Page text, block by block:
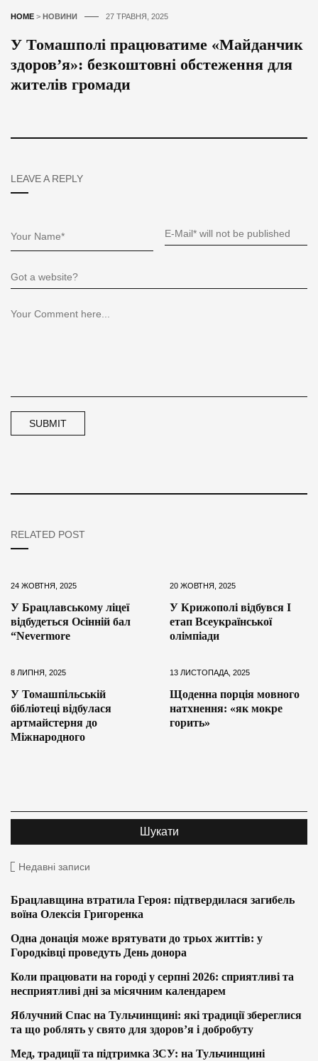
HOME > НОВИНИ 27 ТРАВНЯ, 2025
У Томашполі працюватиме «Майданчик
здоров’я»: безкоштовні обстеження для
жителів громади
LEAVE A REPLY
RELATED POST
24 ЖОВТНЯ, 2025
У Брацлавському ліцеї
відбудеться Осінній бал
“Nevermore
20 ЖОВТНЯ, 2025
У Крижополі відбувся І
етап Всеукраїнської
олімпіади
8 ЛИПНЯ, 2025
У Томашпільській
бібліотеці відбулася
артмайстерня до
Міжнародного
13 ЛИСТОПАДА, 2025
Щоденна порція мовного
натхнення: «як мокре
горить»
Недавні записи
Брацлавщина втратила Героя: підтвердилася загибель
воїна Олексія Григоренка
Одна донація може врятувати до трьох життів: у
Городківці проведуть День донора
Коли працювати на городі у серпні 2026: сприятливі та
несприятливі дні за місячним календарем
Яблучний Спас на Тульчинщині: які традиції збереглися
та що роблять у свято для здоров’я і добробуту
Мед, традиції та підтримка ЗСУ: на Тульчинщині